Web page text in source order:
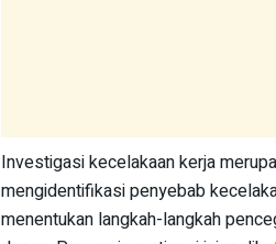
Investigasi kecelakaan kerja
mengidentifikasi penyebab
menentukan langkah-langkah